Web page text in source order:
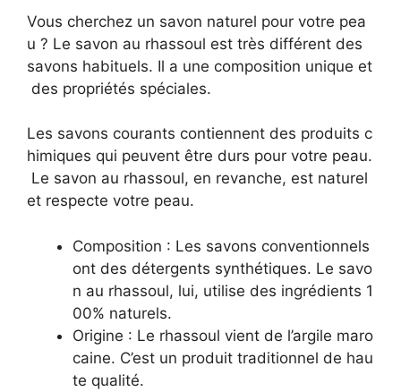
Vous cherchez un savon naturel pour votre pea
u ? Le savon au rhassoul est très différent des
savons habituels. Il a une composition unique et
des propriétés spéciales.
Les savons courants contiennent des produits c
himiques qui peuvent être durs pour votre peau.
Le savon au rhassoul, en revanche, est naturel
et respecte votre peau.
Composition : Les savons conventionnels
ont des détergents synthétiques. Le savo
n au rhassoul, lui, utilise des ingrédients 1
00% naturels.
Origine : Le rhassoul vient de l’argile maro
caine. C’est un produit traditionnel de hau
te qualité.